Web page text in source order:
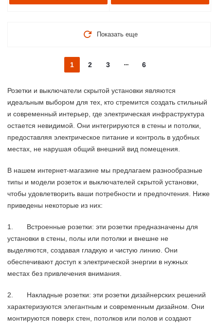
Показать еще
1 2 3 6
Розетки и выключатели скрытой установки являются
идеальным выбором для тех, кто стремится создать стильный
и современный интерьер, где электрическая инфраструктура
остается невидимой. Они интегрируются в стены и потолки,
предоставляя электрическое питание и контроль в удобных
местах, не нарушая общий внешний вид помещения.
В нашем интернет-магазине мы предлагаем разнообразные
типы и модели розеток и выключателей скрытой установки,
чтобы удовлетворить ваши потребности и предпочтения. Ниже
приведены некоторые из них:
1. Встроенные розетки: эти розетки предназначены для
установки в стены, полы или потолки и внешне не
выделяются, создавая гладкую и чистую линию. Они
обеспечивают доступ к электрической энергии в нужных
местах без привлечения внимания.
2. Накладные розетки: эти розетки дизайнерских решений
характеризуются элегантным и современным дизайном. Они
монтируются поверх стен, потолков или полов и создают